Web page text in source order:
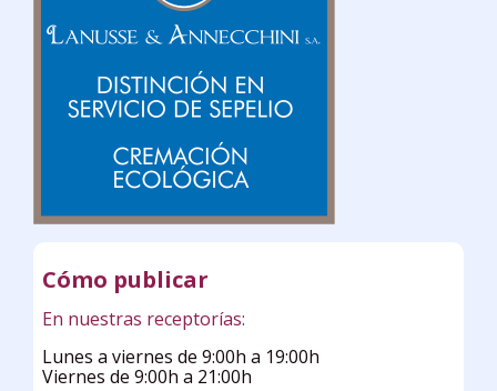
Cómo publicar
En nuestras receptorías:
Lunes a viernes de 9:00h a 19:00h
Viernes de 9:00h a 21:00h